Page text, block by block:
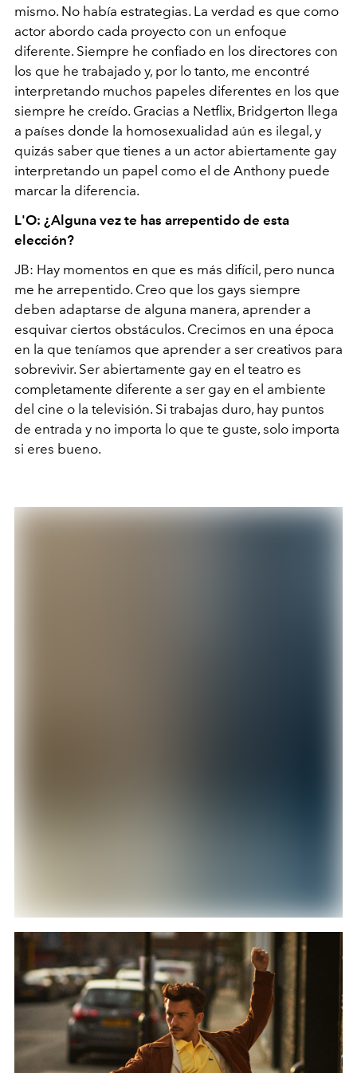
mismo. No había estrategias. La verdad es que como
actor abordo cada proyecto con un enfoque
diferente. Siempre he confiado en los directores con
los que he trabajado y, por lo tanto, me encontré
interpretando muchos papeles diferentes en los que
siempre he creído. Gracias a Netflix, Bridgerton llega
a países donde la homosexualidad aún es ilegal, y
quizás saber que tienes a un actor abiertamente gay
interpretando un papel como el de Anthony puede
marcar la diferencia.
L'O: ¿Alguna vez te has arrepentido de esta
elección?
JB: Hay momentos en que es más difícil, pero nunca
me he arrepentido. Creo que los gays siempre
deben adaptarse de alguna manera, aprender a
esquivar ciertos obstáculos. Crecimos en una época
en la que teníamos que aprender a ser creativos para
sobrevivir. Ser abiertamente gay en el teatro es
completamente diferente a ser gay en el ambiente
del cine o la televisión. Si trabajas duro, hay puntos
de entrada y no importa lo que te guste, solo importa
si eres bueno.